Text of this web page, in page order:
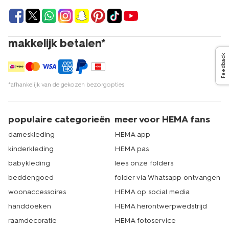
makkelijk betalen*
*afhankelijk van de gekozen bezorgopties
populaire categorieën
dameskleding
kinderkleding
babykleding
beddengoed
woonaccessoires
handdoeken
raamdecoratie
meer voor HEMA fans
HEMA app
HEMA pas
lees onze folders
folder via Whatsapp ontvangen
HEMA op social media
HEMA herontwerpwedstrijd
HEMA fotoservice
Feedback